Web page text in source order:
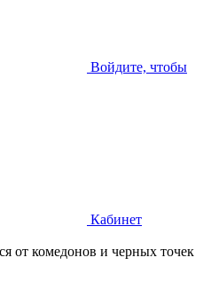
Войдите, чтобы
Кабинет
от комедонов и черных точек